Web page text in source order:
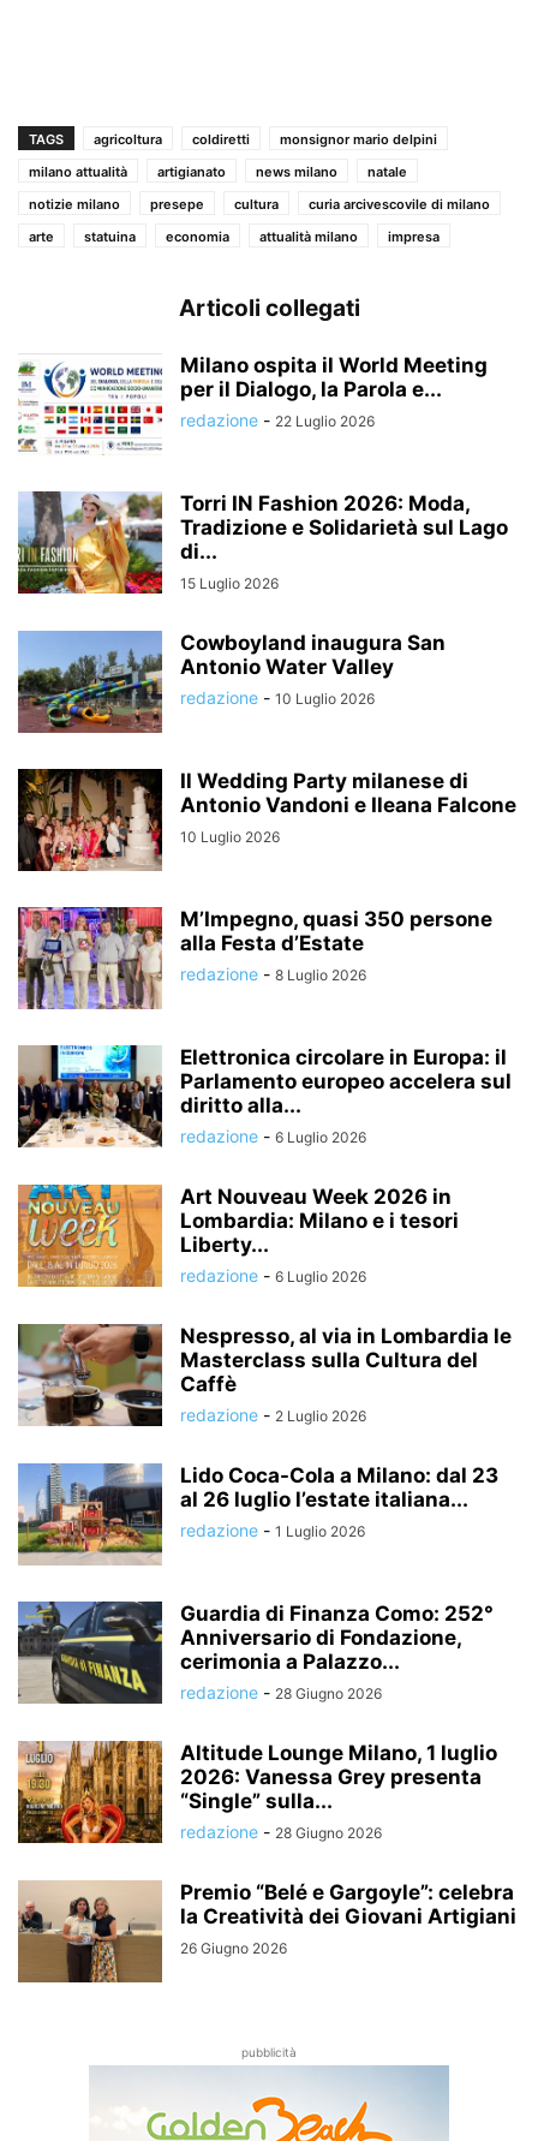
TAGS agricoltura coldiretti
monsignor mario delpini
milano attualità
artigianato news milano
natale
notizie milano
presepe cultura
curia arcivescovile di milano
arte
statuina economia attualità milano impresa
Articoli collegati
Milano ospita il World Meeting
per il Dialogo, la Parola e...
redazione - 22 Luglio 2026
Torri IN Fashion 2026: Moda,
Tradizione e Solidarietà sul Lago
di...
15 Luglio 2026
Cowboyland inaugura San
Antonio Water Valley
redazione - 10 Luglio 2026
Il Wedding Party milanese di
Antonio Vandoni e Ileana Falcone
10 Luglio 2026
M’Impegno, quasi 350 persone
alla Festa d’Estate
redazione - 8 Luglio 2026
Elettronica circolare in Europa: il
Parlamento europeo accelera sul
diritto alla...
redazione - 6 Luglio 2026
Art Nouveau Week 2026 in
Lombardia: Milano e i tesori
Liberty...
redazione - 6 Luglio 2026
Nespresso, al via in Lombardia le
Masterclass sulla Cultura del
Caffè
redazione - 2 Luglio 2026
Lido Coca-Cola a Milano: dal 23
al 26 luglio l’estate italiana...
redazione - 1 Luglio 2026
Guardia di Finanza Como: 252°
Anniversario di Fondazione,
cerimonia a Palazzo...
redazione - 28 Giugno 2026
Altitude Lounge Milano, 1 luglio
2026: Vanessa Grey presenta
“Single” sulla...
redazione - 28 Giugno 2026
Premio “Belé e Gargoyle”: celebra
la Creatività dei Giovani Artigiani
26 Giugno 2026
pubblicità